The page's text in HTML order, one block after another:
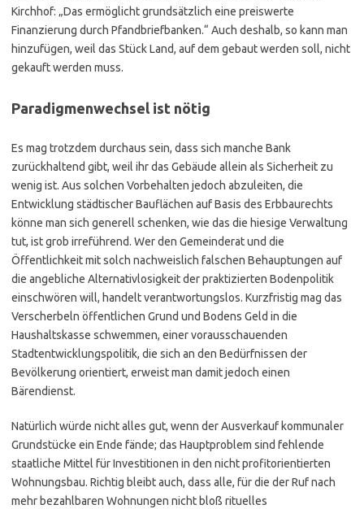
Kirchhof: „Das ermöglicht grundsätzlich eine preiswerte
Finanzierung durch Pfandbriefbanken.“ Auch deshalb, so kann man
hinzufügen, weil das Stück Land, auf dem gebaut werden soll, nicht
gekauft werden muss.
Paradigmenwechsel ist nötig
Es mag trotzdem durchaus sein, dass sich manche Bank
zurückhaltend gibt, weil ihr das Gebäude allein als Sicherheit zu
wenig ist. Aus solchen Vorbehalten jedoch abzuleiten, die
Entwicklung städtischer Bauflächen auf Basis des Erbbaurechts
könne man sich generell schenken, wie das die hiesige Verwaltung
tut, ist grob irreführend. Wer den Gemeinderat und die
Öffentlichkeit mit solch nachweislich falschen Behauptungen auf
die angebliche Alternativlosigkeit der praktizierten Bodenpolitik
einschwören will, handelt verantwortungslos. Kurzfristig mag das
Verscherbeln öffentlichen Grund und Bodens Geld in die
Haushaltskasse schwemmen, einer vorausschauenden
Stadtentwicklungspolitik, die sich an den Bedürfnissen der
Bevölkerung orientiert, erweist man damit jedoch einen
Bärendienst.
Natürlich würde nicht alles gut, wenn der Ausverkauf kommunaler
Grundstücke ein Ende fände; das Hauptproblem sind fehlende
staatliche Mittel für Investitionen in den nicht profitorientierten
Wohnungsbau. Richtig bleibt auch, dass alle, für die der Ruf nach
mehr bezahlbaren Wohnungen nicht bloß rituelles